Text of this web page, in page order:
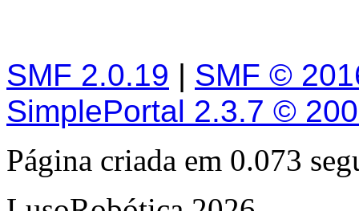
SMF 2.0.19 | SMF ©
SimplePortal 2.3.7 ©
Página criada em 0.073